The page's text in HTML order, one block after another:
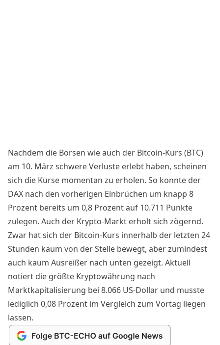
Nachdem die Börsen wie auch der Bitcoin-Kurs (BTC)
am 10. März schwere Verluste erlebt haben, scheinen
sich die Kurse momentan zu erholen. So konnte der
DAX nach den vorherigen Einbrüchen um knapp 8
Prozent bereits um 0,8 Prozent auf 10.711 Punkte
zulegen. Auch der Krypto-Markt erholt sich zögernd.
Zwar hat sich der Bitcoin-Kurs innerhalb der letzten 24
Stunden kaum von der Stelle bewegt, aber zumindest
auch kaum Ausreißer nach unten gezeigt. Aktuell
notiert die größte Kryptowährung nach
Marktkapitalisierung bei 8.066 US-Dollar und musste
lediglich 0,08 Prozent im Vergleich zum Vortag liegen
lassen.